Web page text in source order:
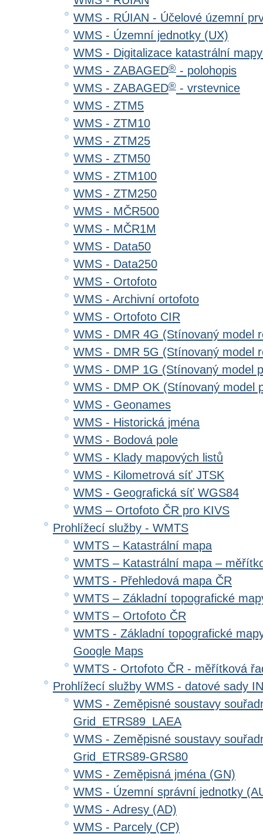
WMS - RÚIAN - Účelové územní
WMS - Územní jednotky (UX)
WMS - Digitalizace katastrální
WMS - ZABAGED® - polohopis
WMS - ZABAGED® - vrstevnice
WMS - ZTM5
WMS - ZTM10
WMS - ZTM25
WMS - ZTM50
WMS - ZTM100
WMS - ZTM250
WMS - MČR500
WMS - MČR1M
WMS - Data50
WMS - Data250
WMS - Ortofoto
WMS - Archivní ortofoto
WMS - Ortofoto CIR
WMS - DMR 4G (Stínovaný model
WMS - DMR 5G (Stínovaný model
WMS - DMP 1G (Stínovaný model
WMS - DMP OK (Stínovaný model
WMS - Geonames
WMS - Historická jména
WMS - Bodová pole
WMS - Klady mapových listů
WMS - Kilometrová síť JTSK
WMS - Geografická síť WGS84
WMS – Ortofoto ČR pro KIVS
Prohlížecí služby - WMTS
WMTS – Katastrální mapa
WMTS – Katastrální mapa –
WMTS - Přehledová mapa ČR
WMTS – Základní topografické
WMTS – Ortofoto ČR
WMTS - Základní topografické
Google Maps
WMTS - Ortofoto ČR - měřítková
Prohlížecí služby WMS - datové sady
WMS - Zeměpisné soustavy
Grid_ETRS89_LAEA
WMS - Zeměpisné soustavy
Grid_ETRS89-GRS80
WMS - Zeměpisná jména (GN)
WMS - Územní správní jednotky
WMS - Adresy (AD)
WMS - Parcely (CP)